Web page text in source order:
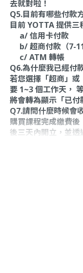
去就對啦！
Q5.目前有哪些付款
目前 YOTTA 提供三
a/ 信用卡付款
b/ 超商付款（7-11
c/ ATM 轉帳
Q6.為什麼我已經付
若您選擇「超商」
要 1~3 個工作天，
將會轉為顯示「已付
Q7.請問什麼時候會
購買課程完成繳費
後三天內開立，並